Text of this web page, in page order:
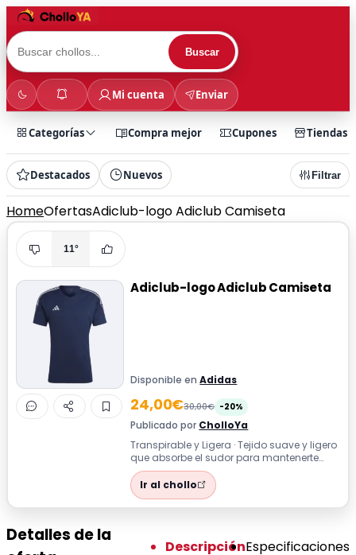
Buscar
Mi cuenta Enviar
Categorías Compra mejor Cupones Tiendas
Destacados Nuevos Filtrar
HomeOfertasAdiclub-logo Adiclub Camiseta
11°
Adiclub-logo Adiclub Camiseta
Disponible enAdidas
24,00€30,00€ -20%
Publicado por CholloYa
Transpirable y Ligera · Tejido suave y ligero
que absorbe el sudor para mantenerte
seco y cómodo en tus entrenamientos.
Ir al chollo
Detalles de la
DescripciónEspecificaciones